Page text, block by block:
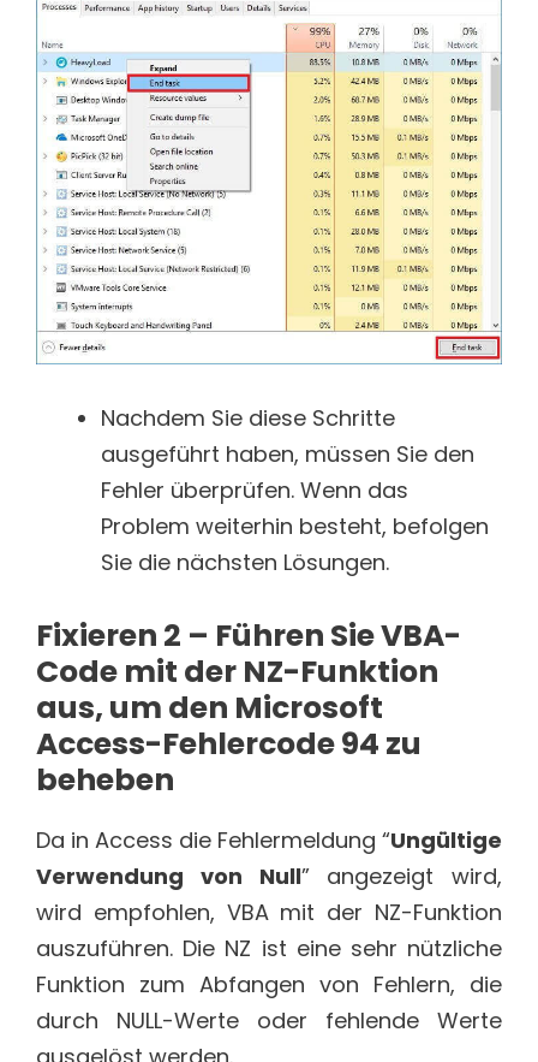
Nachdem Sie diese Schritte
ausgeführt haben, müssen Sie den
Fehler überprüfen. Wenn das
Problem weiterhin besteht, befolgen
Sie die nächsten Lösungen.
Fixieren 2 – Führen Sie VBA-
Code mit der NZ-Funktion
aus, um den Microsoft
Access-Fehlercode 94 zu
beheben
Da in Access die Fehlermeldung “Ungültige
Verwendung von Null” angezeigt wird,
wird empfohlen, VBA mit der NZ-Funktion
auszuführen. Die NZ ist eine sehr nützliche
Funktion zum Abfangen von Fehlern, die
durch NULL-Werte oder fehlende Werte